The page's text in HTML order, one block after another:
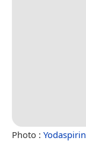
Photo :